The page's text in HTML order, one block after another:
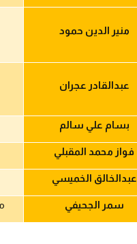
منير الدين حمود
عبدالقادر عجران
بسام علي سالم
فواز محمد المقبلي
عبدالخالق الخميسي
سمر الجحيفي